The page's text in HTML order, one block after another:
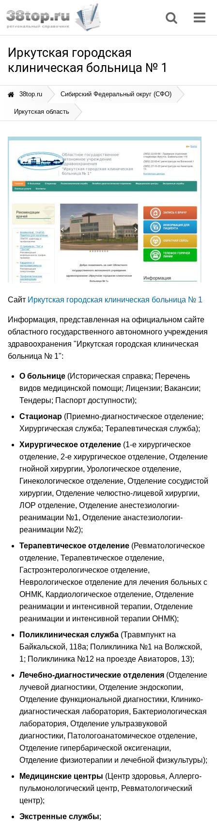
Иркутская городская
клиническая больница № 1
38top.ru Сибирский Федеральный округ (СФО)
Иркутская область
Сайт Иркутская городская клиническая больница № 1
Информация, представленная на официальном сайте
областного государственного автономного учреждения
здравоохранения "Иркутская городская клиническая
больница № 1":
О больнице (Историческая справка; Перечень
видов медицинской помощи; Лицензии; Вакансии;
Тендеры; Паспорт доступности);
Стационар (Приемно-диагностическое отделение;
Хирургическая служба; Терапевтическая служба);
Хирургическое отделение (1-е хирургическое
отделение, 2-е хирургическое отделение, Отделение
гнойной хирургии, Урологическое отделение,
Гинекологическое отделение, Отделение сосудистой
хирургии, Отделение челюстно-лицевой хирургии,
ЛОР отделение, Отделение анестезиологии-
реанимации №1, Отделение анастезиологии-
реанимации №2);
Терапевтическое отделение (Ревматологическое
отделение, Терапевтическое отделение,
Гастроэнтерологическое отделение,
Неврологическое отделение для лечения больных с
ОНМК, Кардиологическое отделение, Отделение
реанимации и интенсивной терапии, Отделение
реанимации и интенсивной терапии ОНМК);
Поликлиническая служба (Травмпункт на
Байкальской, 118а; Поликлиника №1 на Волжской,
1; Поликлиника №12 на проезде Авиаторов, 13);
Лечебно-диагностические отделения (Отделение
лучевой диагностики, Отделение эндоскопии,
Отделение функциональной диагностики, Клинико-
диагностическая лаборатория, Бактериологическая
лаборатория, Отделение ультразвуковой
диагностики, Патологоанатомическое отделение,
Отделение гипербарической оксигенации,
Отделение физиотерапии и лечебной физкультуры);
Медицинские центры (Центр здоровья, Аллерго-
пульмонологический центр, Ревматологический
центр);
Экстренные службы;